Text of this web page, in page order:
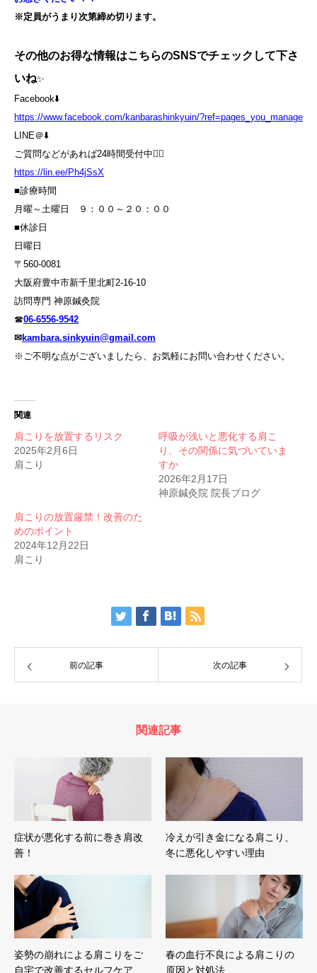
※定員がうまり次第締め切ります。
その他のお得な情報はこちらのSNSでチェックして下さ
いね✨
Facebook⬇️
https://www.facebook.com/kanbarashinkyuin/?ref=pages_you_manage
LINE＠⬇️
ご質問などがあれば24時間受付中💁‍♀️
https://lin.ee/Ph4jSsX
■診療時間
月曜～土曜日 ９：００～２０：００
■休診日
日曜日
〒560-0081
大阪府豊中市新千里北町2-16-10
訪問専門 神原鍼灸院
☎06-6556-9542
✉kambara.sinkyuin@gmail.com
※ご不明な点がございましたら、お気軽にお問い合わせください。
関連
肩こりを放置するリスク
2025年2月6日
肩こり
呼吸が浅いと悪化する肩こ
り、その関係に気づいていま
すか
2026年2月17日
神原鍼灸院 院長ブログ
肩こりの放置厳禁！改善のた
めのポイント
2024年12月22日
肩こり
前の記事 次の記事
関連記事
症状が悪化する前に巻き肩改
善！
冷えが引き金になる肩こり、
冬に悪化しやすい理由
姿勢の崩れによる肩こりをご
自宅で改善するセルフケア…
春の血行不良による肩こりの
原因と対処法